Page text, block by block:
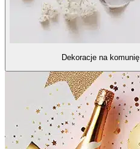
Dekoracje na komunię